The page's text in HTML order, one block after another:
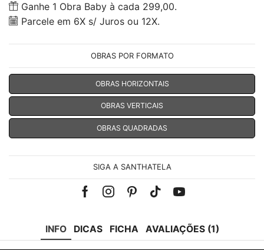
Ganhe 1 Obra Baby à cada 299,00.
Parcele em 6X s/ Juros ou 12X.
OBRAS POR FORMATO
OBRAS HORIZONTAIS
OBRAS VERTICAIS
OBRAS QUADRADAS
SIGA A SANTHATELA
Facebook
Instagram
Pinterest
Tik-Youtube
INFO DICAS FICHA AVALIAÇÕES (1)